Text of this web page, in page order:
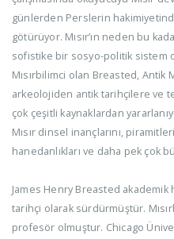
günlerden Perslerin
götürüyor. Mısır’ın neden bu
sofistike bir sosyo-politik sistem
Mısırbilimci olan Breasted, Antik
arkeolojiden antik tarihçilere ve
çok çeşitli kaynaklardan
Mısır dinsel inançlarını,
hanedanlıkları ve daha pek çok
James Henry Breasted akademik
tarihçi olarak sürdürmüştür.
profesör olmuştur. Chicago